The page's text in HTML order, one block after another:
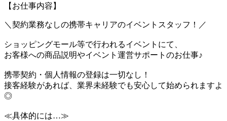
【お仕事内容】
＼契約業務なしの携帯キャリアのイベントスタッフ！／
ショッピングモール等で行われるイベントにて、
お客様への商品説明やイベント運営サポートのお仕事♪
携帯契約・個人情報の登録は一切なし！
接客経験があれば、業界未経験でも安心して始められますよ
◎
≪具体的には…≫